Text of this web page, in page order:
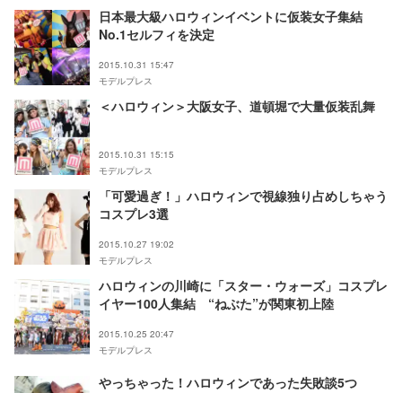
日本最大級ハロウィンイベントに仮装女子集結
No.1セルフィを決定
2015.10.31 15:47
モデルプレス
＜ハロウィン＞大阪女子、道頓堀で大量仮装乱舞
2015.10.31 15:15
モデルプレス
「可愛過ぎ！」ハロウィンで視線独り占めしちゃう
コスプレ3選
2015.10.27 19:02
モデルプレス
ハロウィンの川崎に「スター・ウォーズ」コスプレ
イヤー100人集結 “ねぶた”が関東初上陸
2015.10.25 20:47
モデルプレス
やっちゃった！ハロウィンであった失敗談5つ